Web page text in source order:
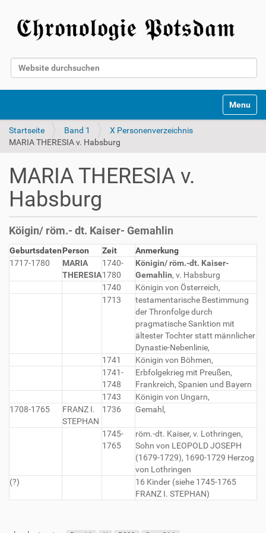
Website durchsuchen
Toggle
Startseite Band 1
X Personenverzeichnis
MARIA THERESIA v. Habsburg
MARIA THERESIA v.
Habsburg
Köigin/ röm.- dt. Kaiser- Gemahlin
GeburtsdatenPerson Zeit
Anmerkung
1717-1780
MARIA
THERESIA
1740-
1780
Königin/ röm.-dt. Kaiser-
Gemahlin, v. Habsburg
1740
Königin von Österreich,
1713
testamentarische Bestimmung
der Thronfolge durch
pragmatische Sanktion mit
ältester Tochter statt männlicher
Dynastie-Nebenlinie,
1741
Königin von Böhmen,
1741-
1748
Erbfolgekrieg mit Preußen,
Frankreich, Spanien und Bayern
1743
Königin von Ungarn,
1708-1765
FRANZ I.
STEPHAN
1736 Gemahl,
1745-
1765
röm.-dt. Kaiser, v. Lothringen,
Sohn von LEOPOLD JOSEPH
(1679-1729), 1690-1729 Herzog
von Lothringen
(?)
16 Kinder (siehe 1745-1765
FRANZ I. STEPHAN)